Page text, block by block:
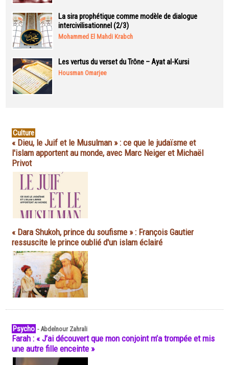
La sira prophétique comme modèle de dialogue
intercivilisationnel (2/3)
Mohammed El Mahdi Krabch
Les vertus du verset du Trône – Ayat al-Kursi
Housman Omarjee
Culture
« Dieu, le Juif et le Musulman » : ce que le judaïsme et
l'islam apportent au monde, avec Marc Neiger et Michaël
Privot
« Dara Shukoh, prince du soufisme » : François Gautier
ressuscite le prince oublié d'un islam éclairé
Psycho -Abdelnour Zahrali
Farah : « J’ai découvert que mon conjoint m’a trompée et mis
une autre fille enceinte »